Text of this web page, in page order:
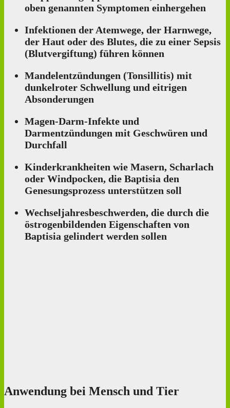
oben genannten Symptomen einhergehen
Infektionen der Atemwege, der Harnwege,
der Haut oder des Blutes, die zu einer Sepsis
(Blutvergiftung) führen können
Mandelentzündungen (Tonsillitis) mit
dunkelroter Schwellung und eitrigen
Absonderungen
Magen-Darm-Infekte und
Darmentzündungen mit Geschwüren und
Durchfall
Kinderkrankheiten wie Masern, Scharlach
oder Windpocken, die Baptisia den
Genesungsprozess unterstützen soll
Wechseljahresbeschwerden, die durch die
östrogenbildenden Eigenschaften von
Baptisia gelindert werden sollen
Anwendung bei Mensch und Tier